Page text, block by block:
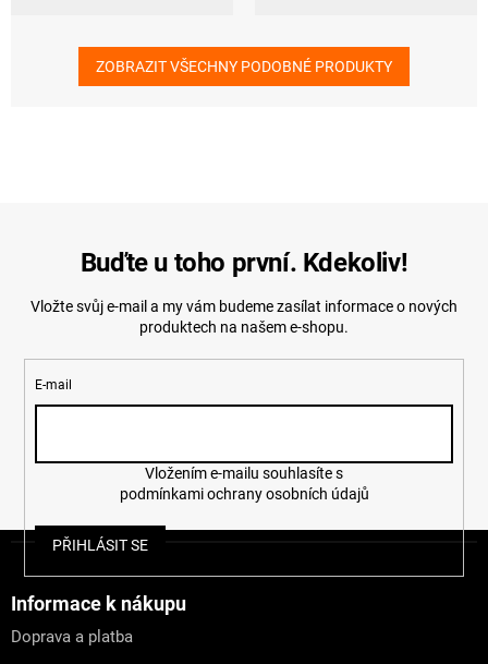
ZOBRAZIT VŠECHNY PODOBNÉ PRODUKTY
Buďte u toho první. Kdekoliv!
Vložte svůj e-mail a my vám budeme zasílat informace o nových
produktech na našem e-shopu.
E-mail
podmínkami ochrany osobních údajů
PŘIHLÁSIT SE
Informace k nákupu
Doprava a platba